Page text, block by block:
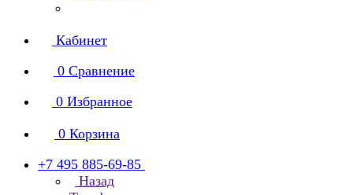
Кабинет
0 Сравнение
0 Избранное
0 Корзина
+7 495 885-69-85
Назад